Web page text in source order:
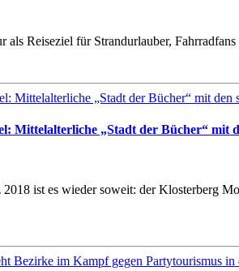
als Reiseziel für Strandurlauber,
Mittelalterliche „Stadt der Bücher“ mit
ist es wieder soweit: der Klosterberg